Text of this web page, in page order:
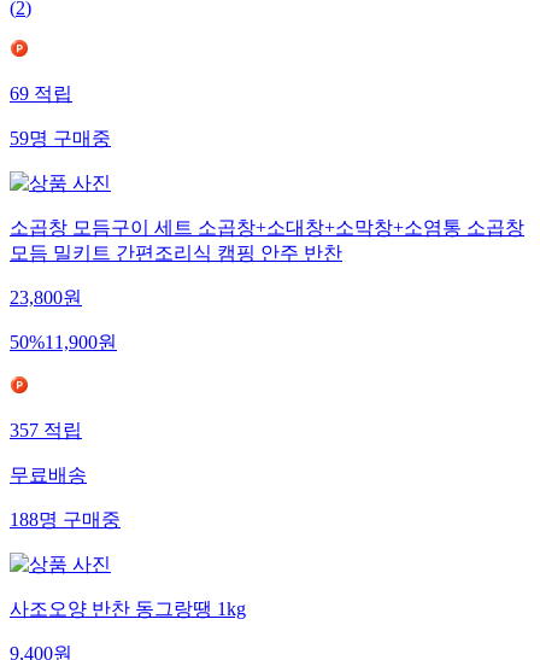
(2)
69적립
59명구매중
소곱창 모듬구이 세트 소곱창+소대창+소막창+소염통 소곱창
모듬 밀키트 간편조리식 캠핑 안주 반찬
23,800원
50%11,900원
357적립
무료배송
188명구매중
사조오양 반찬 동그랑땡 1kg